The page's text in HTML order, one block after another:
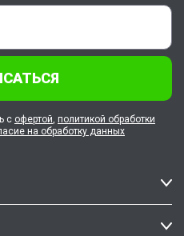
с офертой, политикой обработки
на обработку данных